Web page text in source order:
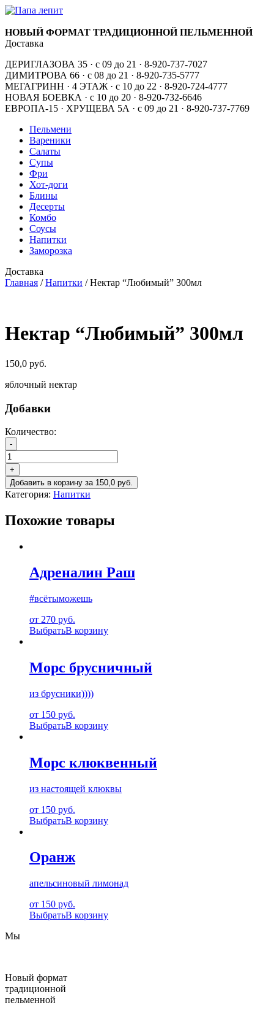
НОВЫЙ ФОРМАТ ТРАДИЦИОННОЙ ПЕЛЬМЕННОЙ
Доставка
ДЕРИГЛАЗОВА 35 · с 09 до 21 · 8-920-737-7027
ДИМИТРОВА 66 · с 08 до 21 · 8-920-735-5777
МЕГАГРИНН · 4 ЭТАЖ · с 10 до 22 · 8-920-724-4777
НОВАЯ БОЕВКА · с 10 до 20 · 8-920-732-6646
ЕВРОПА-15 · ХРУЩЕВА 5А · с 09 до 21 · 8-920-737-7769
Пельмени
Вареники
Салаты
Супы
Фри
Хот-доги
Блины
Десерты
Комбо
Соусы
Напитки
Заморозка
Доставка
Главная /Напитки / Нектар “Любимый” 300мл
Нектар “Любимый” 300мл
150,0 руб.
яблочный нектар
Добавки
Количество:
Количество
товара
Нектар
"Любимый"
300мл
-
+
Добавить в корзину за 150,0 руб.
Категория: Напитки
Похожие товары
Адреналин Раш
#всётыможешь
от 270 руб.
ВыбратьВ корзину
Морс брусничный
из брусники))))
от 150 руб.
ВыбратьВ корзину
Морс клюквенный
из настоящей клюквы
от 150 руб.
ВыбратьВ корзину
Оранж
апельсиновый лимонад
от 150 руб.
ВыбратьВ корзину
Мы
Новый формат
традиционной
пельменной